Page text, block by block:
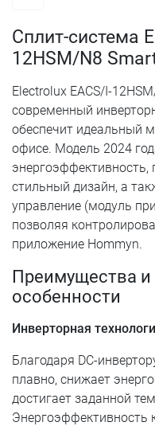
Сплит-система
12HSM/N8
Electrolux EACS/I-
современный
обеспечит идеальный
офисе. Модель 2024
энергоэффективность,
стильный дизайн, а
управление (модуль
позволяя
приложение Hommyn.
Преимущества
особенности
Инверторная
Благодаря DC-
плавно, снижает
достигает заданной
Энергоэффективность